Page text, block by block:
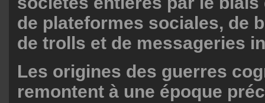
de plateformes sociales, de
de trolls et de messageries
Les origines des guerres
remontent à une époque